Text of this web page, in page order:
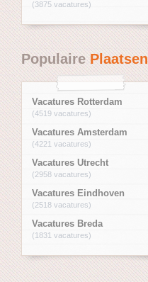
(3875 vacatures)
PopulairePlaatsen
Vacatures Rotterdam
(4519 vacatures)
Vacatures Amsterdam
(4221 vacatures)
Vacatures Utrecht
(2958 vacatures)
Vacatures Eindhoven
(2518 vacatures)
Vacatures Breda
(1831 vacatures)